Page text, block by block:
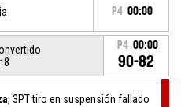
P4 00:00
8
P4 00:00
90-82
, 3PT tiro en suspensión fallado